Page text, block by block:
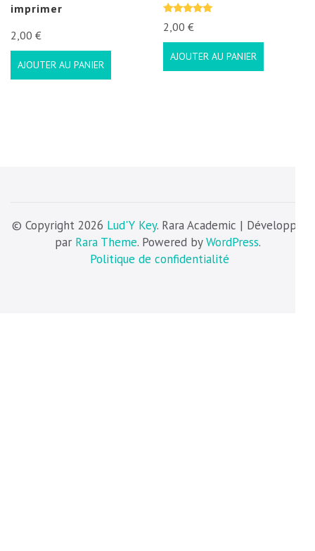
imprimer
2,00 €
AJOUTER AU PANIER
Note
5.00
2,00€
AJOUTER AU PANIER
© Copyright 2026 Lud'Y Key. Rara Academic | Développé
par Rara Theme. Powered byWordPress.
Politique de confidentialité